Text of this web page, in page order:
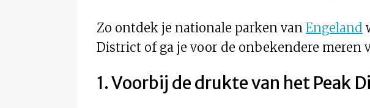
Zo ontdek je nationale parken van Engeland
District of ga je voor de onbekendere meren
1. Voorbij de drukte van het Peak